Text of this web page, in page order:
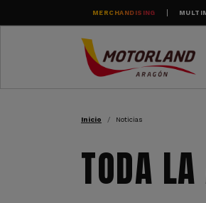
Pasar al contenido principal
MERCHANDISING
RUTA DE
Inicio Noticias
TODA